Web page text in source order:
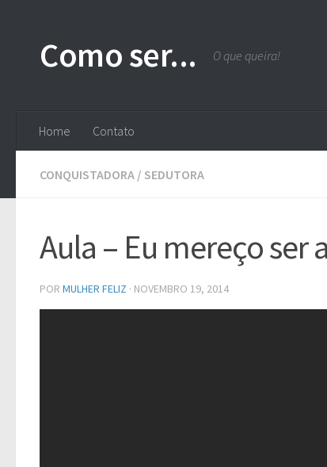
Como ser... O que queira!
Home Contato
CONQUISTADORA / SEDUTORA
Aula – Eu mereço ser
POR MULHER FELIZ · NOVEMBRO 19, 2014